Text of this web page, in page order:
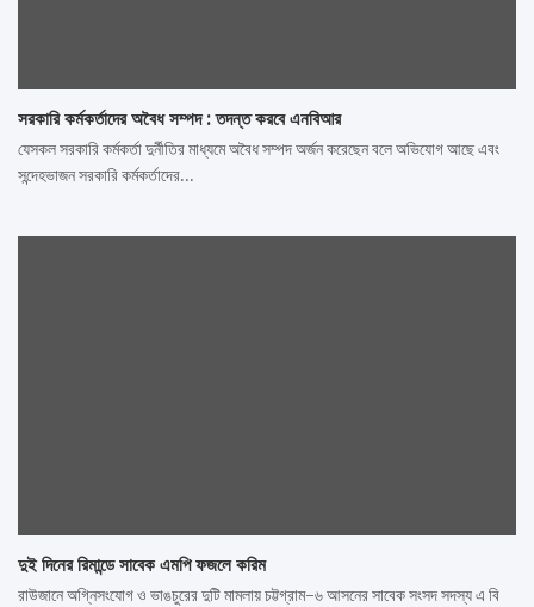
সরকারি কর্মকর্তাদের অবৈধ সম্পদ : তদন্ত করবে এনবিআর
যেসকল সরকারি কর্মকর্তা দুর্নীতির মাধ্যমে অবৈধ সম্পদ অর্জন করেছেন বলে অভিযোগ আছে এবং
সন্দেহভাজন সরকারি কর্মকর্তাদের…
দুই দিনের রিমান্ডে সাবেক এমপি ফজলে করিম
রাউজানে অগ্নিসংযোগ ও ভাঙচুরের দুটি মামলায় চট্টগ্রাম-৬ আসনের সাবেক সংসদ সদস্য এ বি